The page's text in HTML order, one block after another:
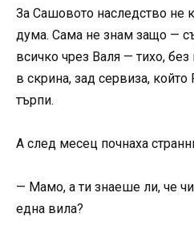
За Сашовото наследство не
дума. Сама не знам защо —
всичко чрез Валя — тихо,
в скрина, зад сервиза,
търпи.
А след месец почнаха
— Мамо, а ти знаеше ли, че
една вила?